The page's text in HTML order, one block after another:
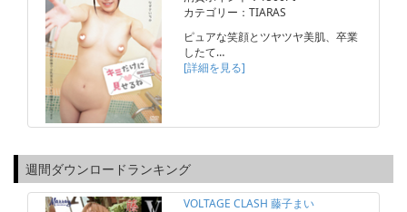
カテゴリー：TIARAS
ピュアな笑顔とツヤツヤ美肌、卒業
したて…
[詳細を見る]
週間ダウンロードランキング
VOLTAGE CLASH 藤子まい